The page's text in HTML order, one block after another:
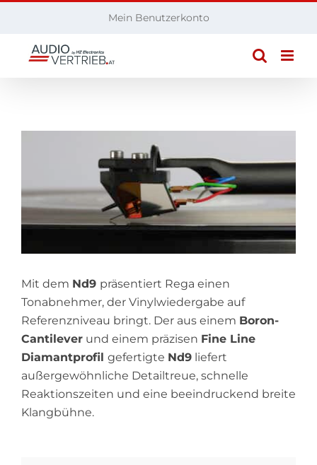
springen
Mein Benutzerkonto
Mit dem Nd9 präsentiert Rega einen
Tonabnehmer, der Vinylwiedergabe auf
Referenzniveau bringt. Der aus einem Boron-
Cantileverund einem präzisen Fine Line
Diamantprofil gefertigte Nd9liefert
außergewöhnliche Detailtreue, schnelle
Reaktionszeiten und eine beeindruckend breite
Klangbühne.